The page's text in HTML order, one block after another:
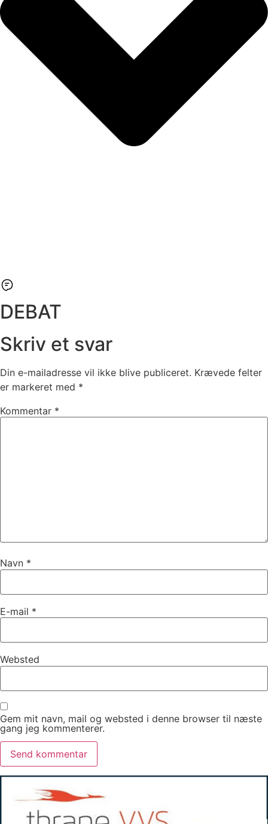
DEBAT
Skriv et svar
Din e-mailadresse vil ikke blive publiceret. Krævede felter
er markeret med *
Kommentar *
Navn *
E-mail *
Websted
Gem mit navn, mail og websted i denne browser til næste
gang jeg kommenterer.